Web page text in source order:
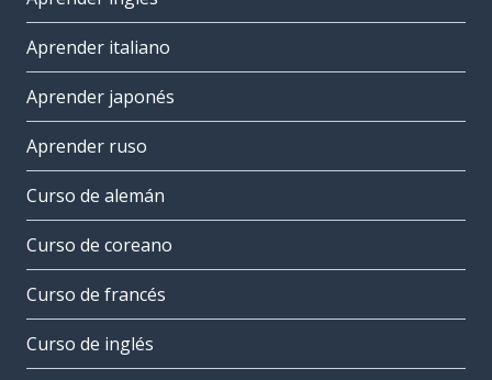
Aprender italiano
Aprender japonés
Aprender ruso
Curso de alemán
Curso de coreano
Curso de francés
Curso de inglés